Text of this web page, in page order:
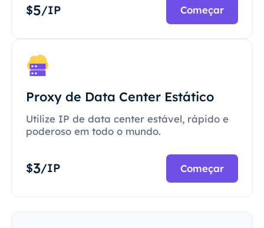
$5/IP Começar
Proxy de Data Center Estático
Utilize IP de data center estável, rápido e
poderoso em todo o mundo.
$3/IP Começar